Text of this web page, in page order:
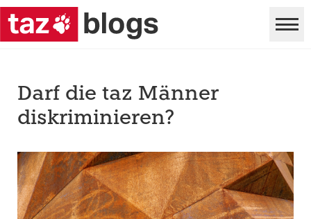
Darf die taz Männer
diskriminieren?